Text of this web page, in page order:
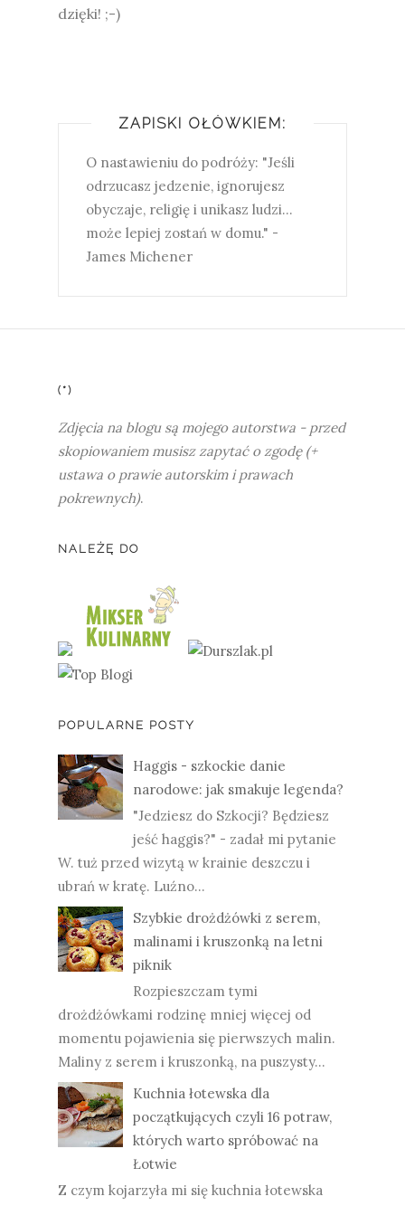
dzięki! ;-)
ZAPISKI OŁÓWKIEM:
O nastawieniu do podróży: "Jeśli
odrzucasz jedzenie, ignorujesz
obyczaje, religię i unikasz ludzi...
może lepiej zostań w domu." -
James Michener
(*)
Zdjęcia na blogu są mojego autorstwa - przed
skopiowaniem musisz zapytać o zgodę (+
ustawa o prawie autorskim i prawach
pokrewnych).
NALEŻĘ DO
POPULARNE POSTY
Haggis - szkockie danie
narodowe: jak smakuje legenda?
"Jedziesz do Szkocji? Będziesz
jeść haggis?" - zadał mi pytanie
W. tuż przed wizytą w krainie deszczu i
ubrań w kratę. Luźno...
Szybkie drożdżówki z serem,
malinami i kruszonką na letni
piknik
Rozpieszczam tymi
drożdżówkami rodzinę mniej więcej od
momentu pojawienia się pierwszych malin.
Maliny z serem i kruszonką, na puszysty...
Kuchnia łotewska dla
początkujących czyli 16 potraw,
których warto spróbować na
Łotwie
Z czym kojarzyła mi się kuchnia łotewska